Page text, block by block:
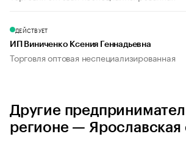
ДЕЙСТВУЕТ
ИП Виниченко Ксения Геннадьевна
Торговля оптовая неспециализированная
Другие
регионе — Ярославская